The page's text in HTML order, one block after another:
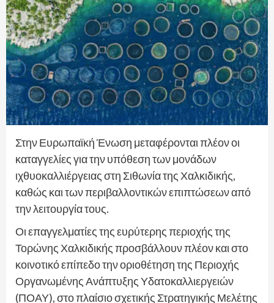
Στην Ευρωπαϊκή Ένωση μεταφέρονται πλέον οι
καταγγελίες για την υπόθεση των μονάδων
ιχθυοκαλλιέργειας στη Σιθωνία της Χαλκιδικής,
καθώς και των περιβαλλοντικών επιπτώσεων από
την λειτουργία τους.
Οι επαγγελματίες της ευρύτερης περιοχής της
Τορώνης Χαλκιδικής προσβάλλουν πλέον και στο
κοινοτικό επίπεδο την οριοθέτηση της Περιοχής
Οργανωμένης Ανάπτυξης Υδατοκαλλιεργειών
(ΠΟΑΥ), στο πλαίσιο σχετικής Στρατηγικής Μελέτης